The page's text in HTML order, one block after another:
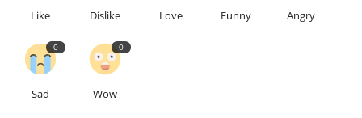
Like Dislike Love Funny Angry
0
Sad
0
Wow